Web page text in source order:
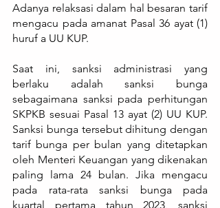
Adanya relaksasi dalam hal besaran tarif
mengacu pada amanat Pasal 36 ayat (1)
huruf a UU KUP.
Saat ini, sanksi administrasi yang
berlaku adalah sanksi bunga
sebagaimana sanksi pada perhitungan
SKPKB sesuai Pasal 13 ayat (2) UU KUP.
Sanksi bunga tersebut dihitung dengan
tarif bunga per bulan yang ditetapkan
oleh Menteri Keuangan yang dikenakan
paling lama 24 bulan. Jika mengacu
pada rata-rata sanksi bunga pada
kuartal pertama tahun 2023, sanksi